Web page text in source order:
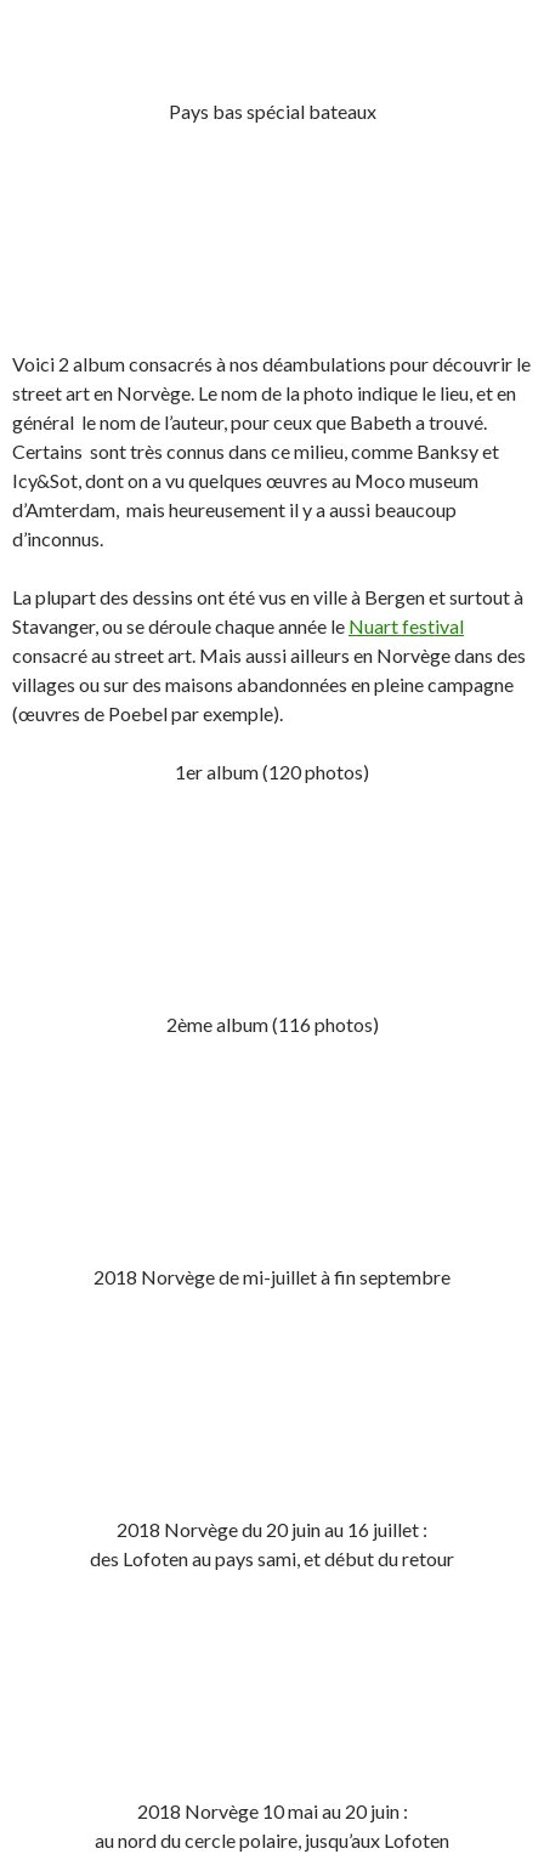
Pays bas spécial bateaux
Voici 2 album consacrés à nos déambulations pour découvrir le
street art en Norvège. Le nom de la photo indique le lieu, et en
général le nom de l’auteur, pour ceux que Babeth a trouvé.
Certains sont très connus dans ce milieu, comme Banksy et
Icy&Sot, dont on a vu quelques œuvres au Moco museum
d’Amterdam, mais heureusement il y a aussi beaucoup
d’inconnus.
La plupart des dessins ont été vus en ville à Bergen et surtout à
Stavanger, ou se déroule chaque année le Nuart festival
consacré au street art. Mais aussi ailleurs en Norvège dans des
villages ou sur des maisons abandonnées en pleine campagne
(œuvres de Poebel par exemple).
1er album (120 photos)
2ème album (116 photos)
2018 Norvège de mi-juillet à fin septembre
2018 Norvège du 20 juin au 16 juillet :
des Lofoten au pays sami, et début du retour
2018 Norvège 10 mai au 20 juin :
au nord du cercle polaire, jusqu’aux Lofoten